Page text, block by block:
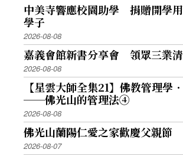
中美寺響應校園助學 捐贈開學
學子
2026-08-08
嘉義會館新書分享會 領眾三業
2026-08-08
【星雲大師全集21】佛教管理學
──佛光山的管理法④
2026-08-08
佛光山蘭陽仁愛之家歡慶父親節
2026-08-07